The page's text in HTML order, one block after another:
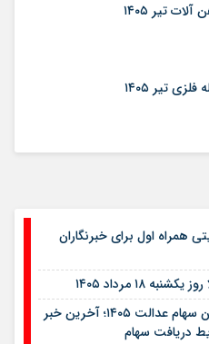
تیر ۱۴۰۵
تیر ۱۴۰۵
گیگابایتی همراه اول برای خبرنگاران
۱۸ مرداد ۱۴۰۵
ثبت نام جاماندگان سهام عدالت ۱۴۰۵؛ آخرین خبر
دریافت سهام